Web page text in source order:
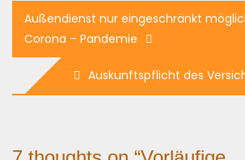
Beitragsnavigation
Außendienst nur eingeschränkt
Corona – Pandemie
Auskunftspflicht des